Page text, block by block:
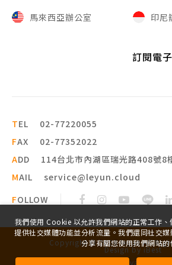
馬來西亞辦公室 印尼
訂閱電
TEL
02-77220055
FAX
02-77352022
ADD
114台北市內湖區瑞光路408號8
MAIL
service@leyun.cloud
FOLLOW
Copyright © 2026 leyun All
Design by iBest
Privacy
我們使用 Cookie 以允許我們網站的正常工作、
提供社交媒體功能並分析流量。我們還同社交
分享有關您使用我們網站的